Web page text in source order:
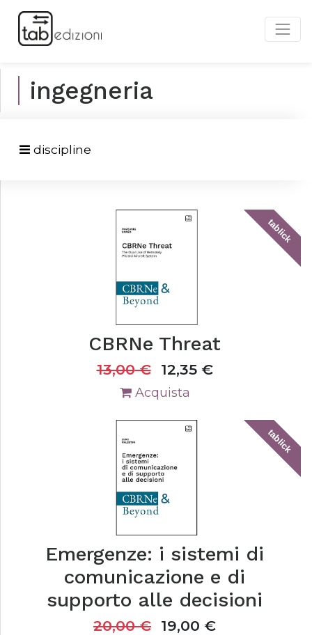
ingegneria
discipline
tablick
CBRNe Threat
13,00€ 12,35€
Acquista
tablick
Emergenze: i sistemi di
comunicazione e di
supporto alle decisioni
20,00€ 19,00 €